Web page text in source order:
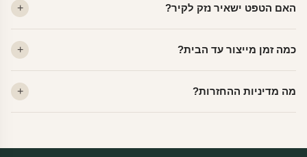
פרמיום. קנבס — בד אמנותי יוקרתי, מט.
האם הטפט ישאיר נזק לקיר?
מתאים לקיר מטויח, גבס, קרמיקה וזכוכית.
כמה זמן מייצור עד הבית?
יוצאות באותו יום.
מה מדיניות ההחזרות?